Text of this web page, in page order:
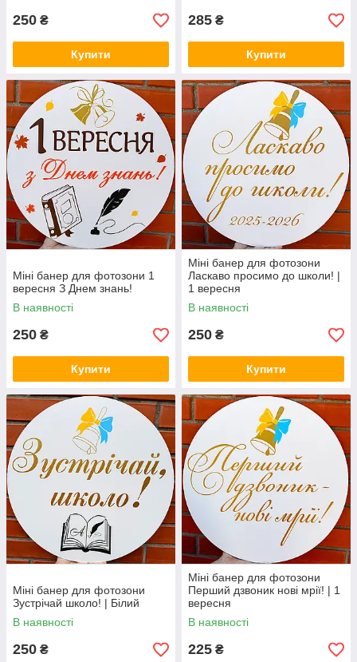
250 ₴
Купити
285 ₴
Купити
Міні банер для фотозони 1
вересня З Днем знань!
В наявності
250 ₴
Купити
Міні банер для фотозони
Ласкаво просимо до школи! |
1 вересня
В наявності
250 ₴
Купити
Міні банер для фотозони
Зустрічай школо! | Білий
В наявності
250 ₴
Міні банер для фотозони
Перший дзвоник нові мрії! | 1
вересня
В наявності
225 ₴